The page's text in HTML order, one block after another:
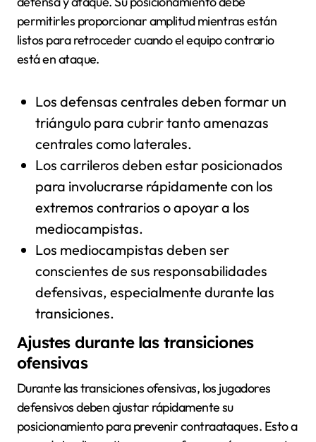
permitirles proporcionar amplitud mientras están
listos para retroceder cuando el equipo contrario
está en ataque.
Los defensas centrales deben formar un
triángulo para cubrir tanto amenazas
centrales como laterales.
Los carrileros deben estar posicionados
para involucrarse rápidamente con los
extremos contrarios o apoyar a los
mediocampistas.
Los mediocampistas deben ser
conscientes de sus responsabilidades
defensivas, especialmente durante las
transiciones.
Ajustes durante las transiciones
ofensivas
Durante las transiciones ofensivas, los jugadores
defensivos deben ajustar rápidamente su
posicionamiento para prevenir contraataques. Esto a